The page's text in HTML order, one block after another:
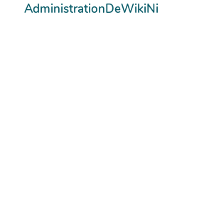
AdministrationDeWikiNi